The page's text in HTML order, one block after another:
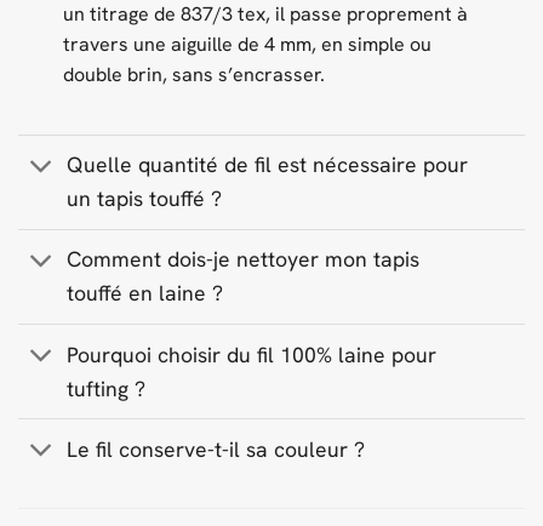
un titrage de 837/3 tex, il passe proprement à
travers une aiguille de 4 mm, en simple ou
double brin, sans s’encrasser.
Quelle quantité de fil est nécessaire pour
un tapis touffé ?
Comment dois-je nettoyer mon tapis
touffé en laine ?
Pourquoi choisir du fil 100% laine pour
tufting ?
Le fil conserve-t-il sa couleur ?